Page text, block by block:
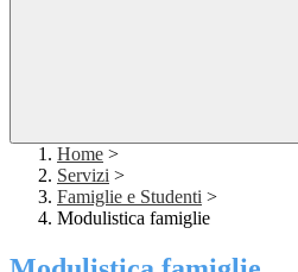
Home >
Servizi >
Famiglie e Studenti >
Modulistica famiglie